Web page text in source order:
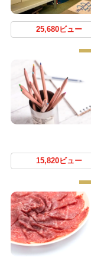
25,680ビュー
15,820ビュー